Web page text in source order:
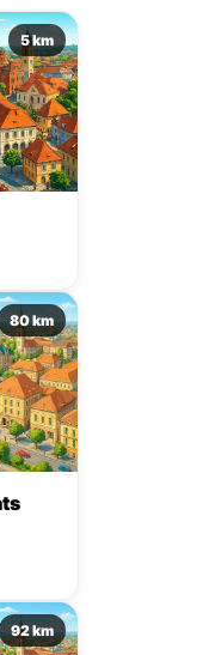
5 km
80 km
92 km